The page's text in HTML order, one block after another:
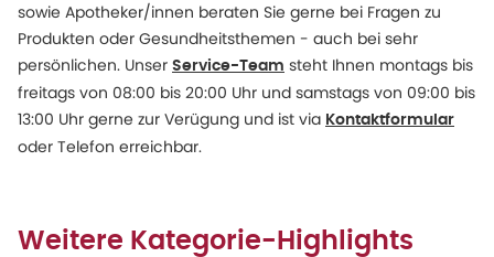
sowie Apotheker/innen beraten Sie gerne bei Fragen zu
Produkten oder Gesundheitsthemen - auch bei sehr
persönlichen. Unser Service-Team steht Ihnen montags bis
freitags von 08:00 bis 20:00 Uhr und samstags von 09:00 bis
13:00 Uhr gerne zur Verügung und ist via Kontaktformular
oder Telefon erreichbar.
Weitere Kategorie-Highlights